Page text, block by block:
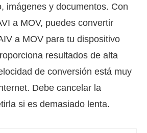
imágenes y documentos. Con
a MOV, puedes convertir
a MOV para tu dispositivo
resultados de alta
de conversión está muy
Debe cancelar la
si es demasiado lenta.